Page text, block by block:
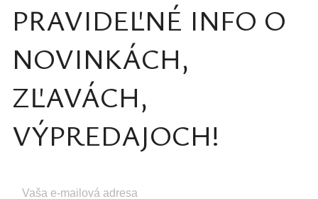
PRAVIDEĽNÉ INFO O
NOVINKÁCH,
ZĽAVÁCH,
VÝPREDAJOCH!